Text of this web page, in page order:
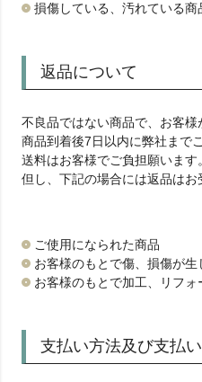
損傷している、汚れている商
返品について
不良品ではない商品で、お客様
商品到着後7日以内に弊社まで
送料はお客様でご負担願います。
但し、下記の場合には返品はお
ご使用になられた商品
お客様のもとで傷、損傷が生
お客様のもとで加工、リフ
支払い方法及び支払